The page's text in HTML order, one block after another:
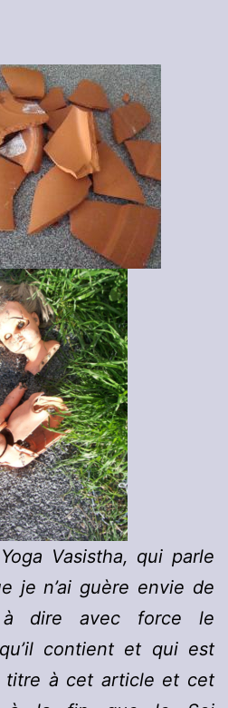
Vasistha, qui parle
je n’ai guère envie de
à dire avec force le
contient et qui est
titre à cet article et cet